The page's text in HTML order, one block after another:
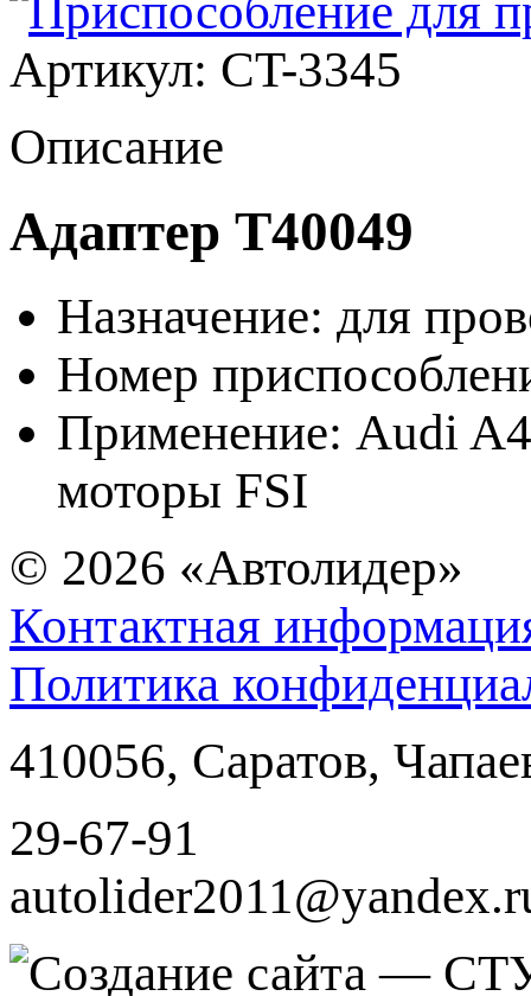
Артикул: CT-3345
Описание
Адаптер T40049
Назначение: для
Номер
Применение: Audi
моторы FSI
© 2026 «Автолидер»
Контактная
Политика
410056, Саратов,
29-67-91